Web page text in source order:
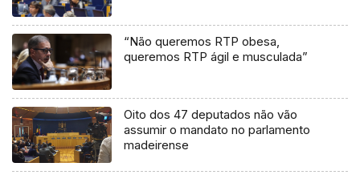
“Não queremos RTP obesa,
queremos RTP ágil e musculada”
Oito dos 47 deputados não vão
assumir o mandato no parlamento
madeirense